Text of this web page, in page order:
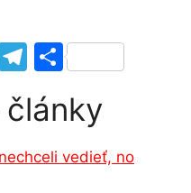
T
e
gr
a
S
ar
vedieť, no